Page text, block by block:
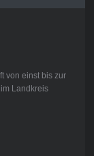
von einst bis zur
Landkreis